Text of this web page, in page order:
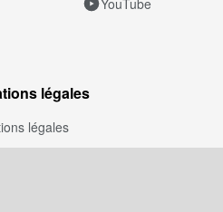
légales
légales